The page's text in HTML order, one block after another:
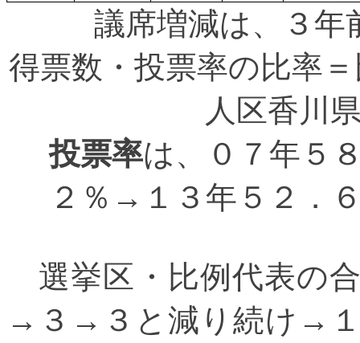
議席増減は、３年
得票数・投票率の比率
人区香川
投票率は、０７年５
２％→１３年５２．
選挙区・比例代表の
→３→３と減り続け →